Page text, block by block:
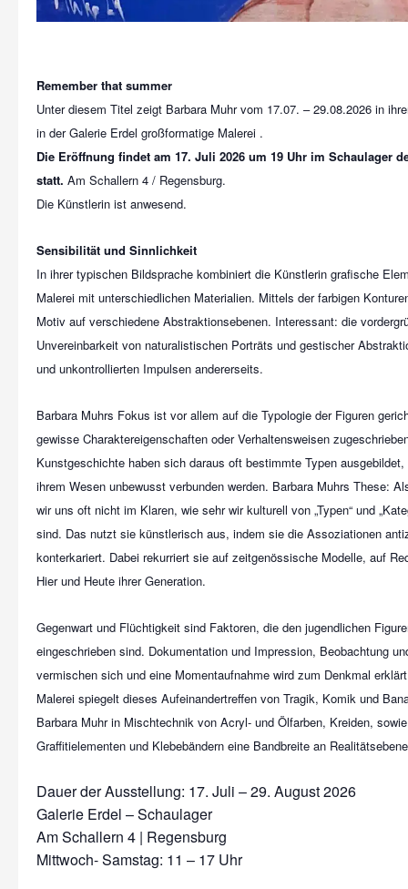
Remember that summer
Unter diesem Titel zeigt Barbara Muhr vom 17.07. – 29.08.2026 in
Die Eröffnung findet am 17. Juli 2026 um 19 Uhr im Schaulager
statt. Am Schallern 4 / Regensburg.
Die Künstlerin ist anwesend.
Sensibilität und Sinnlichkeit
In ihrer typischen Bildsprache kombiniert die Künstlerin grafische
Malerei mit unterschiedlichen Materialien. Mittels der farbigen
Motiv auf verschiedene Abstraktionsebenen. Interessant: die
Unvereinbarkeit von naturalistischen Porträts und gestischer
und unkontrollierten Impulsen andererseits.
Barbara Muhrs Fokus ist vor allem auf die Typologie der Figuren
gewisse Charaktereigenschaften oder Verhaltensweisen
Kunstgeschichte haben sich daraus oft bestimmte Typen
ihrem Wesen unbewusst verbunden werden. Barbara Muhrs These:
wir uns oft nicht im Klaren, wie sehr wir kulturell von „Typen“ und
sind. Das nutzt sie künstlerisch aus, indem sie die Assoziationen
konterkariert. Dabei rekurriert sie auf zeitgenössische Modelle, auf
Hier und Heute ihrer Generation.
Gegenwart und Flüchtigkeit sind Faktoren, die den jugendlichen
eingeschrieben sind. Dokumentation und Impression, Beobachtung
vermischen sich und eine Momentaufnahme wird zum Denkmal
Malerei spiegelt dieses Aufeinandertreffen von Tragik, Komik und
Barbara Muhr in Mischtechnik von Acryl- und Ölfarben, Kreiden,
Graffitielementen und Klebebändern eine Bandbreite an
Dauer der Ausstellung: 17. Juli – 29. August 2026
Galerie Erdel – Schaulager
Am Schallern 4 | Regensburg
Mittwoch- Samstag: 11 – 17 Uhr